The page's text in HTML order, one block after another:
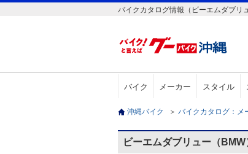
バイクカタログ情報（ビーエムダブリ
バイク メーカー スタイル
沖縄バイク ＞ バイクカタログ：メ
ビーエムダブリュー（